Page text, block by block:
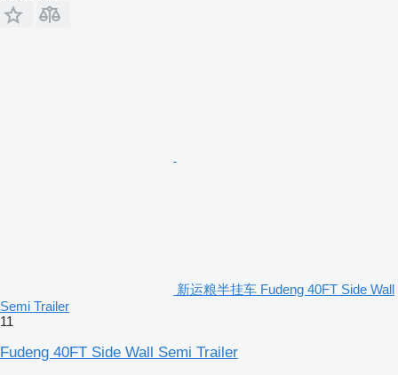
新运粮半挂车 Fudeng 40FT Side Wall
Semi Trailer
11
Fudeng 40FT Side Wall Semi Trailer